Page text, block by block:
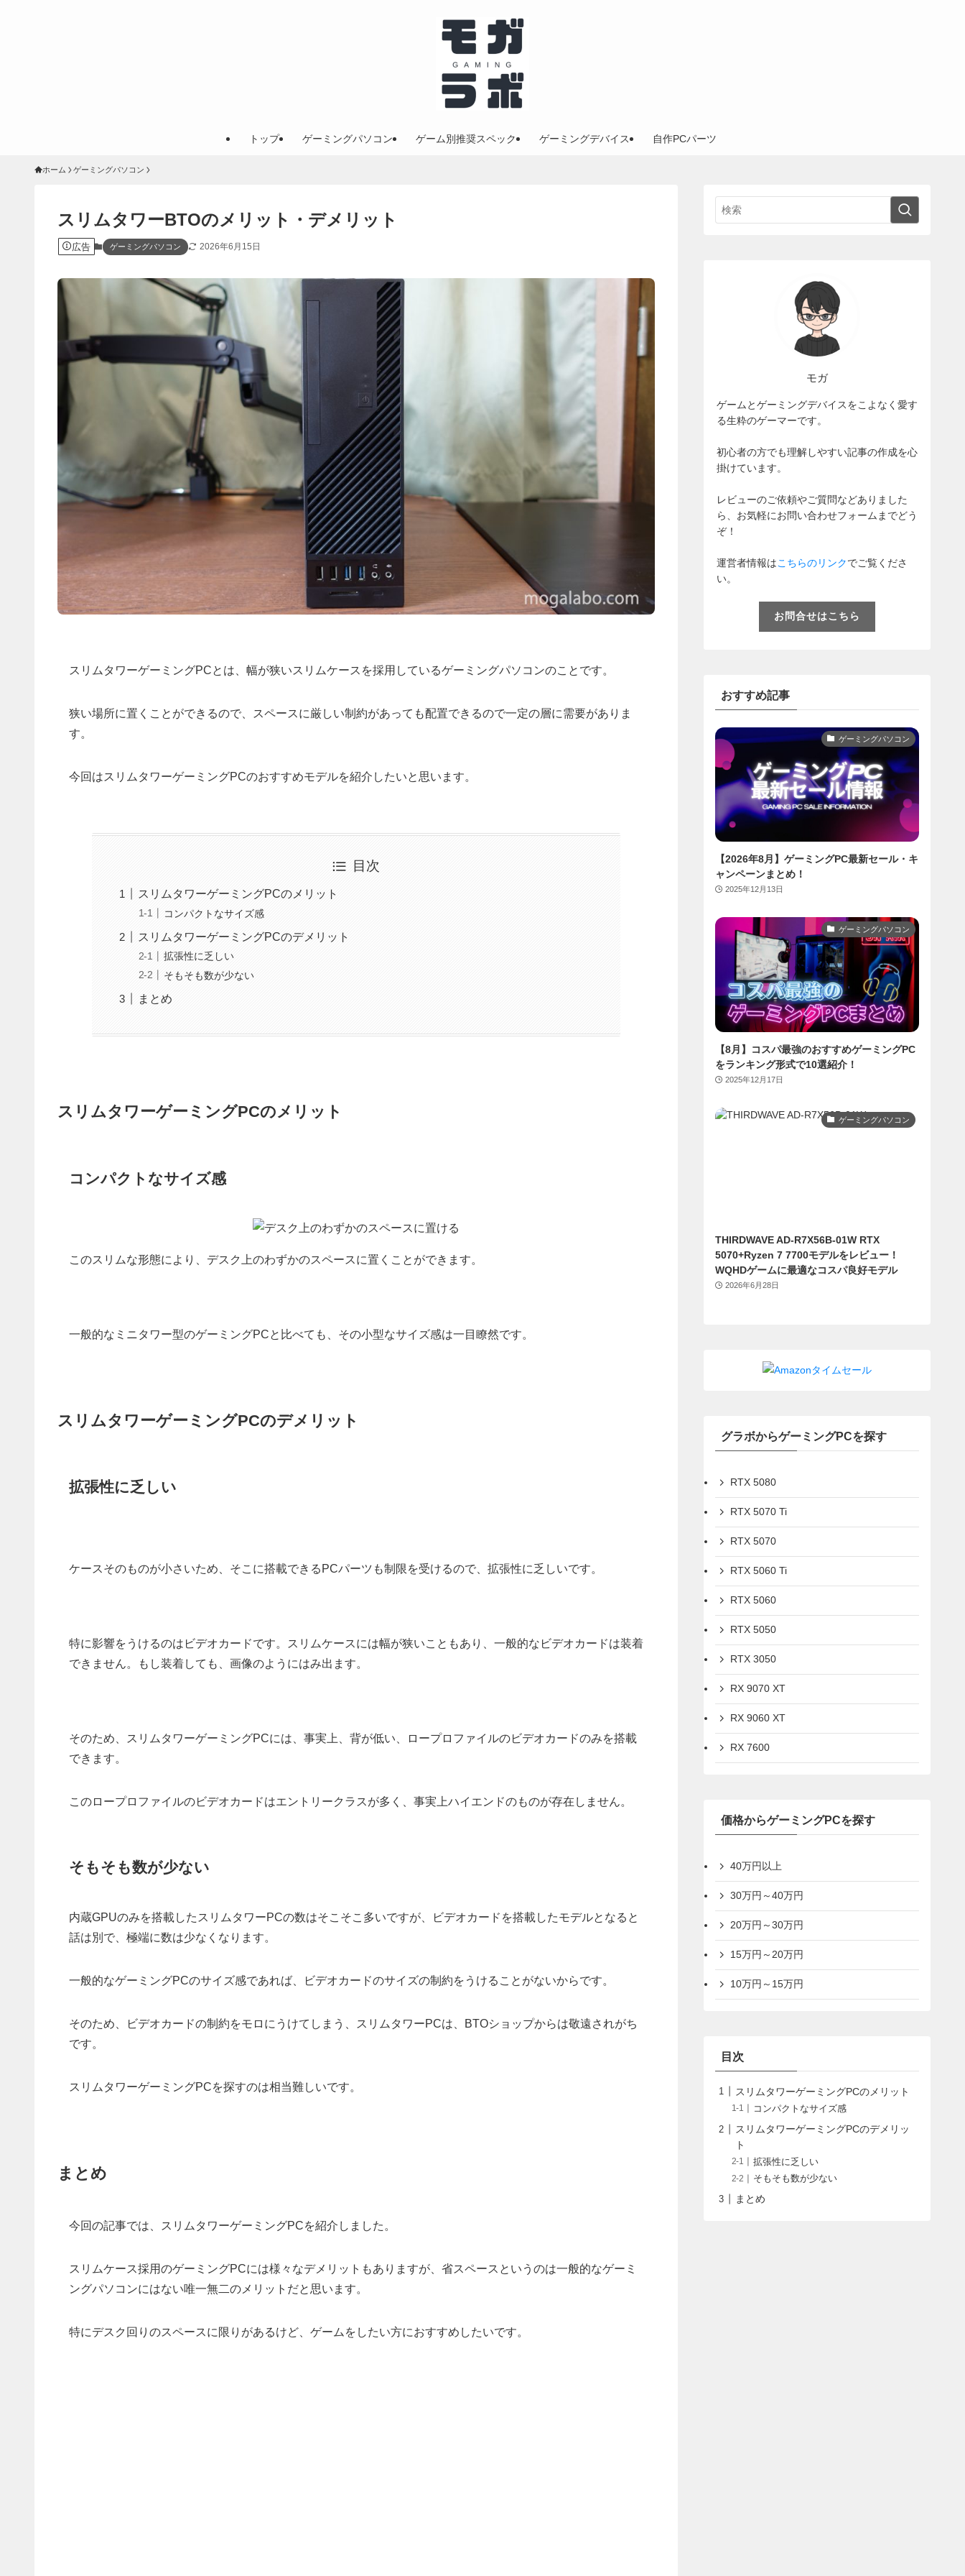
トップ ゲーミングパソコン ゲーム別推奨スペック ゲーミングデバイス 自作PCパーツ
ホーム ゲーミングパソコン
スリムタワーBTOのメリット・デメリット
広告 ゲーミングパソコン 2026年6月15日
スリムタワーゲーミングPCとは、幅が狭いスリムケースを採用しているゲーミングパソコンのことです。
狭い場所に置くことができるので、スペースに厳しい制約があっても配置できるので一定の層に需要がありま
す。
今回はスリムタワーゲーミングPCのおすすめモデルを紹介したいと思います。
目次
スリムタワーゲーミングPCのメリット
コンパクトなサイズ感
スリムタワーゲーミングPCのデメリット
拡張性に乏しい
そもそも数が少ない
まとめ
スリムタワーゲーミングPCのメリット
コンパクトなサイズ感
このスリムな形態により、デスク上のわずかのスペースに置くことができます。
一般的なミニタワー型のゲーミングPCと比べても、その小型なサイズ感は一目瞭然です。
スリムタワーゲーミングPCのデメリット
拡張性に乏しい
ケースそのものが小さいため、そこに搭載できるPCパーツも制限を受けるので、拡張性に乏しいです。
特に影響をうけるのはビデオカードです。スリムケースには幅が狭いこともあり、一般的なビデオカードは装着
できません。もし装着しても、画像のようにはみ出ます。
そのため、スリムタワーゲーミングPCには、事実上、背が低い、ロープロファイルのビデオカードのみを搭載
できます。
このロープロファイルのビデオカードはエントリークラスが多く、事実上ハイエンドのものが存在しません。
そもそも数が少ない
内蔵GPUのみを搭載したスリムタワーPCの数はそこそこ多いですが、ビデオカードを搭載したモデルとなると
話は別で、極端に数は少なくなります。
一般的なゲーミングPCのサイズ感であれば、ビデオカードのサイズの制約をうけることがないからです。
そのため、ビデオカードの制約をモロにうけてしまう、スリムタワーPCは、BTOショップからは敬遠されがち
です。
スリムタワーゲーミングPCを探すのは相当難しいです。
まとめ
今回の記事では、スリムタワーゲーミングPCを紹介しました。
スリムケース採用のゲーミングPCには様々なデメリットもありますが、省スペースというのは一般的なゲーミ
ングパソコンにはない唯一無二のメリットだと思います。
特にデスク回りのスペースに限りがあるけど、ゲームをしたい方におすすめしたいです。
モガ
ゲームとゲーミングデバイスをこよなく愛す
る生粋のゲーマーです。
初心者の方でも理解しやすい記事の作成を心
掛けています。
レビューのご依頼やご質問などありました
ら、お気軽にお問い合わせフォームまでどう
ぞ！
運営者情報はこちらのリンクでご覧くださ
い。
お問合せはこちら
おすすめ記事
ゲーミングパソコン
【2026年8月】ゲーミングPC最新セール・キ
ャンペーンまとめ！
2025年12月13日
ゲーミングパソコン
【8月】コスパ最強のおすすめゲーミングPC
をランキング形式で10選紹介！
2025年12月17日
ゲーミングパソコン
THIRDWAVE AD-R7X56B-01W RTX
5070+Ryzen 7 7700モデルをレビュー！
WQHDゲームに最適なコスパ良好モデル
2026年6月28日
グラボからゲーミングPCを探す
RTX 5080
RTX 5070 Ti
RTX 5070
RTX 5060 Ti
RTX 5060
RTX 5050
RTX 3050
RX 9070 XT
RX 9060 XT
RX 7600
価格からゲーミングPCを探す
40万円以上
30万円～40万円
20万円～30万円
15万円～20万円
10万円～15万円
目次
スリムタワーゲーミングPCのメリット
コンパクトなサイズ感
スリムタワーゲーミングPCのデメリッ
ト
拡張性に乏しい
そもそも数が少ない
まとめ